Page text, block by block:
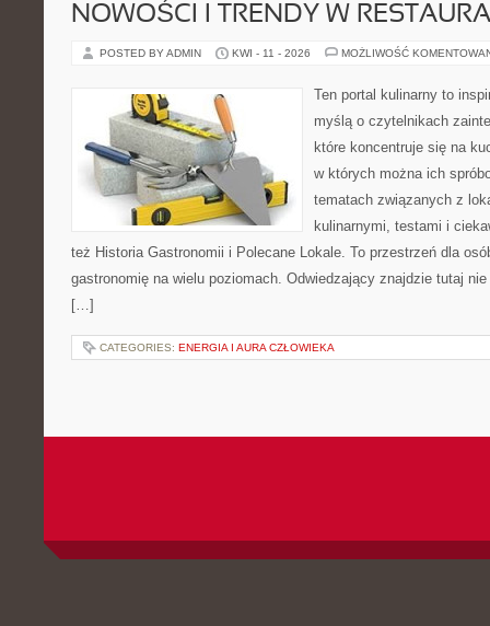
NOWOŚCI I TRENDY W
POSTED BY ADMIN KWI - 11 - 2026 MOŻLIWOŚĆ
Ten portal kulinarny to
myślą o czytelnikach
które koncentruje się na
w których można ich
tematach związanych z
kulinarnymi, testami i
też Historia Gastronomii i Polecane Lokale. To przestrzeń dla
gastronomię na wielu poziomach. Odwiedzający znajdzie tutaj
[…]
CATEGORIES: ENERGIA I AURA CZŁOWIEKA